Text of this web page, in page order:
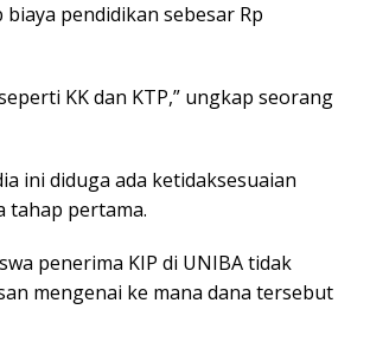
biaya pendidikan sebesar Rp
KK dan KTP,” ungkap seorang
ini diduga ada ketidaksesuaian
tahap pertama.
penerima KIP di UNIBA tidak
mengenai ke mana dana tersebut